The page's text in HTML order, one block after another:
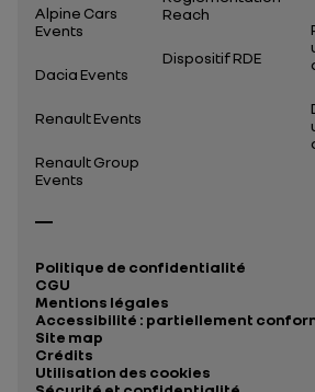
Alpine Cars
Events
Dacia Events
Renault Events
Renault Group
Events
Reach
Dispositif RDE
Politique de confidentialité
CGU
Mentions légales
Accessibilité : partiellement
Site map
Crédits
Utilisation des cookies